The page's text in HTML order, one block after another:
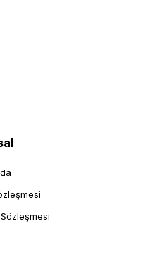
Sözleşmesi